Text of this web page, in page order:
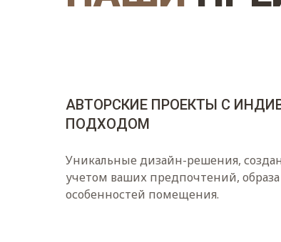
АВТОРСКИЕ ПРОЕКТЫ С
ПОДХОДОМ
Уникальные дизайн-решения,
учетом ваших предпочтений,
особенностей помещения.